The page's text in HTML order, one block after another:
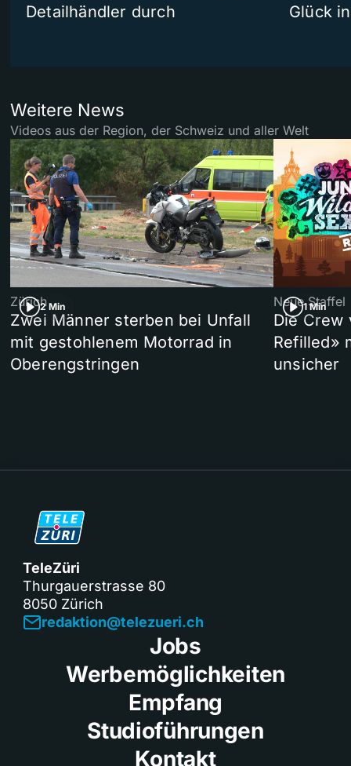
Detailhändler durch
Glück
Weitere News
Videos aus der Region, der Schweiz und aller Welt
2 Min
Zürich
Zwei Männer sterben bei Unfall
mit gestohlenem Motorrad in
Oberengstringen
1 Min
Neue Staffel
Die Crew
Refilled»
unsicher
TeleZüri
Thurgauerstrasse 80
8050 Zürich
redaktion@telezueri.ch
Jobs
Werbemöglichkeiten
Empfang
Studioführungen
Kontakt